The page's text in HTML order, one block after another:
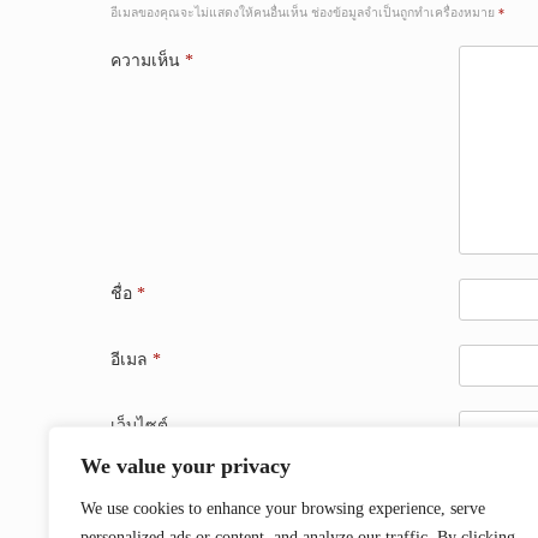
We value your privacy
We use cookies to enhance your browsing experience, serve
อีเมลของคุณจะไม่แสดงให้คนอื่นเห็น ช่องข้อมูลจำเป็นถูกทำเครื่องหมาย *
ความเห็น *
ชื่อ *
อีเมล *
เว็บไซต์
บันทึกชื่อ, อีเมล และชื่อเว็บไซต์ของฉันบนเบราว์เซอร์